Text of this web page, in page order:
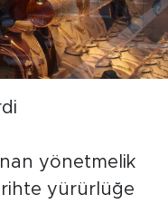
yönetmelik
yürürlüğe